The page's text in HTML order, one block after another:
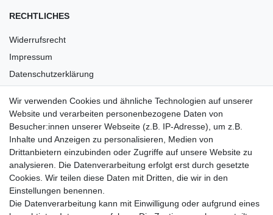
RECHTLICHES
Widerrufsrecht
Impressum
Datenschutzerklärung
Barrierefreiheit
Anleitungen
Vertrag widerrufen
PARTNER
Wir verwenden Cookies und ähnliche Technologien auf unserer
Website und verarbeiten personenbezogene Daten von
Besucher:innen unserer Webseite (z.B. IP-Adresse), um z.B.
Inhalte und Anzeigen zu personalisieren, Medien von
Drittanbietern einzubinden oder Zugriffe auf unsere Website zu
analysieren. Die Datenverarbeitung erfolgt erst durch gesetzte
Cookies. Wir teilen diese Daten mit Dritten, die wir in den
Einstellungen benennen.
Die Datenverarbeitung kann mit Einwilligung oder aufgrund eines